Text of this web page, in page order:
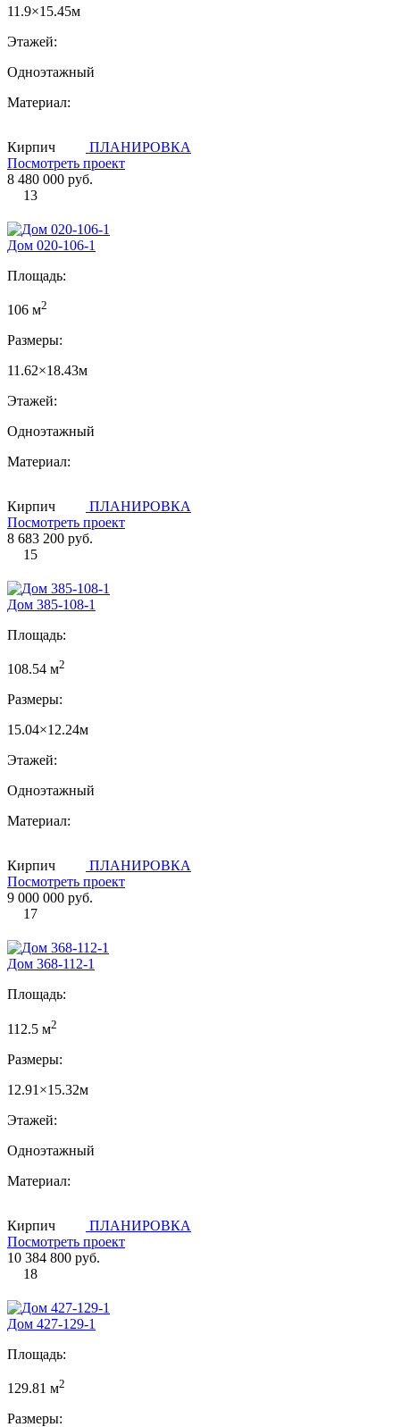
11.9×15.45м
Этажей:
Одноэтажный
Материал:
Кирпич
ПЛАНИРОВКА
Посмотреть проект
8 480 000 руб.
13
Дом 020-106-1
Площадь:
106 м2
Размеры:
11.62×18.43м
Этажей:
Одноэтажный
Материал:
Кирпич
ПЛАНИРОВКА
Посмотреть проект
8 683 200 руб.
15
Дом 385-108-1
Площадь:
108.54 м2
Размеры:
15.04×12.24м
Этажей:
Одноэтажный
Материал:
Кирпич
ПЛАНИРОВКА
Посмотреть проект
9 000 000 руб.
17
Дом 368-112-1
Площадь:
112.5 м2
Размеры:
12.91×15.32м
Этажей:
Одноэтажный
Материал:
Кирпич
ПЛАНИРОВКА
Посмотреть проект
10 384 800 руб.
18
Дом 427-129-1
Площадь:
129.81 м2
Размеры: